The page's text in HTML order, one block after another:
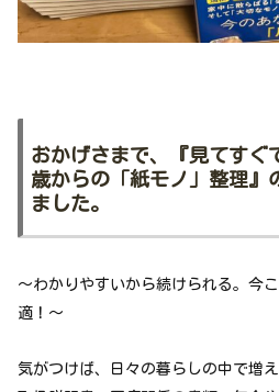
おかげさまで、『見てすぐ
歳からの「紙モノ」整理』
ました。
～わかりやすいから続けられる。今
適！～
気がつけば、日々の暮らしの中で増